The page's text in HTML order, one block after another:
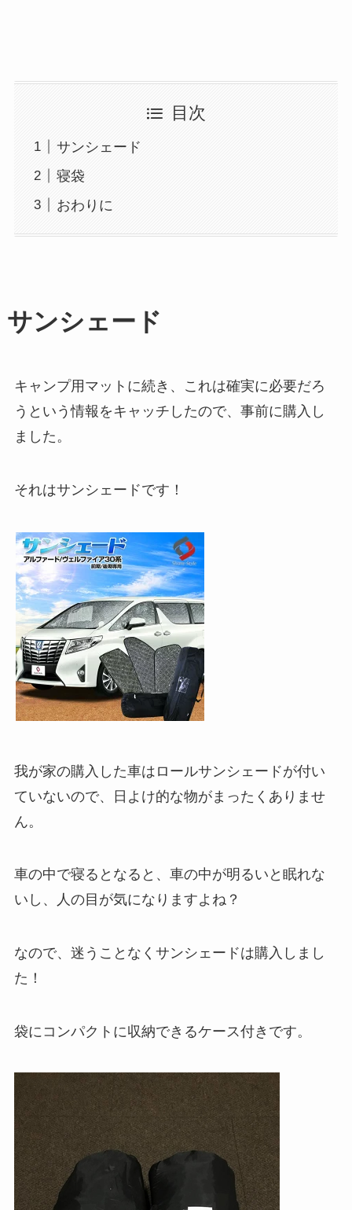
目次
サンシェード
寝袋
おわりに
サンシェード
キャンプ用マットに続き、これは確実に必要だろ
うという情報をキャッチしたので、事前に購入し
ました。
それはサンシェードです！
我が家の購入した車はロールサンシェードが付い
ていないので、日よけ的な物がまったくありませ
ん。
車の中で寝るとなると、車の中が明るいと眠れな
いし、人の目が気になりますよね？
なので、迷うことなくサンシェードは購入しまし
た！
袋にコンパクトに収納できるケース付きです。